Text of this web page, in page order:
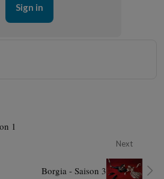
Sign in
1
Next
Borgia - Saison 3